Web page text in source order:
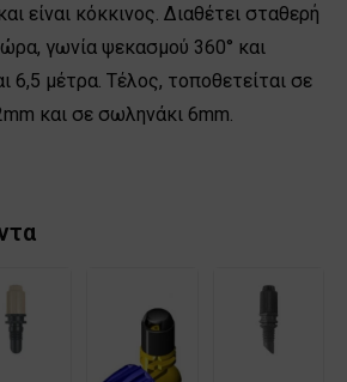
είναι κόκκινος. Διαθέτει σταθερή
γωνία ψεκασμού 360° και
6,5 μέτρα. Τέλος, τοποθετείται σε
και σε σωληνάκι 6mm.